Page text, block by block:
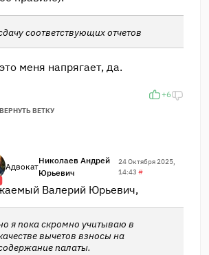
соответствующих отчетов
меня напрягает, да.
+6
ВЕТКУ
Адвокат
Николаев Андрей
Юрьевич
24 Октября 2025,
14:43 #
Валерий Юрьевич,
я пока скромно учитываю в
вычетов взносы на
палаты.